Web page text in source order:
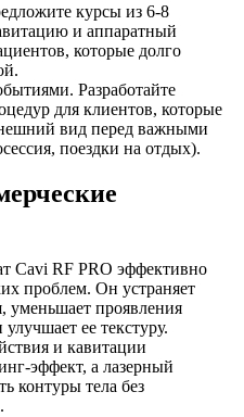
курсы из 6-8
и аппаратный
которые долго
Разработайте
для клиентов, которые
вид перед важными
поездки на отдых).
Cavi RF PRO эффективно
проблем. Он устраняет
уменьшает проявления
ее текстуру.
и кавитации
эффект, а лазерный
контуры тела без